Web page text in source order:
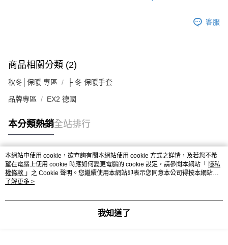
客服
商品相關分類 (2)
秋冬│保暖 專區 ├ 冬 保暖手套
品牌專區 EX2 德國
本分類熱銷全站排行
熱門標籤
本網站中使用 cookie，欲查詢有關本網站使用 cookie 方式之詳情，及若您不希
望在電腦上使用 cookie 時應如何變更電腦的 cookie 設定，請參閱本網站「 隱私
權條款 」之 Cookie 聲明。您繼續使用本網站即表示您同意本公司得按本網站使
用條款之 Cookie 聲明使用 cookie。
了解更多 >
我知道了